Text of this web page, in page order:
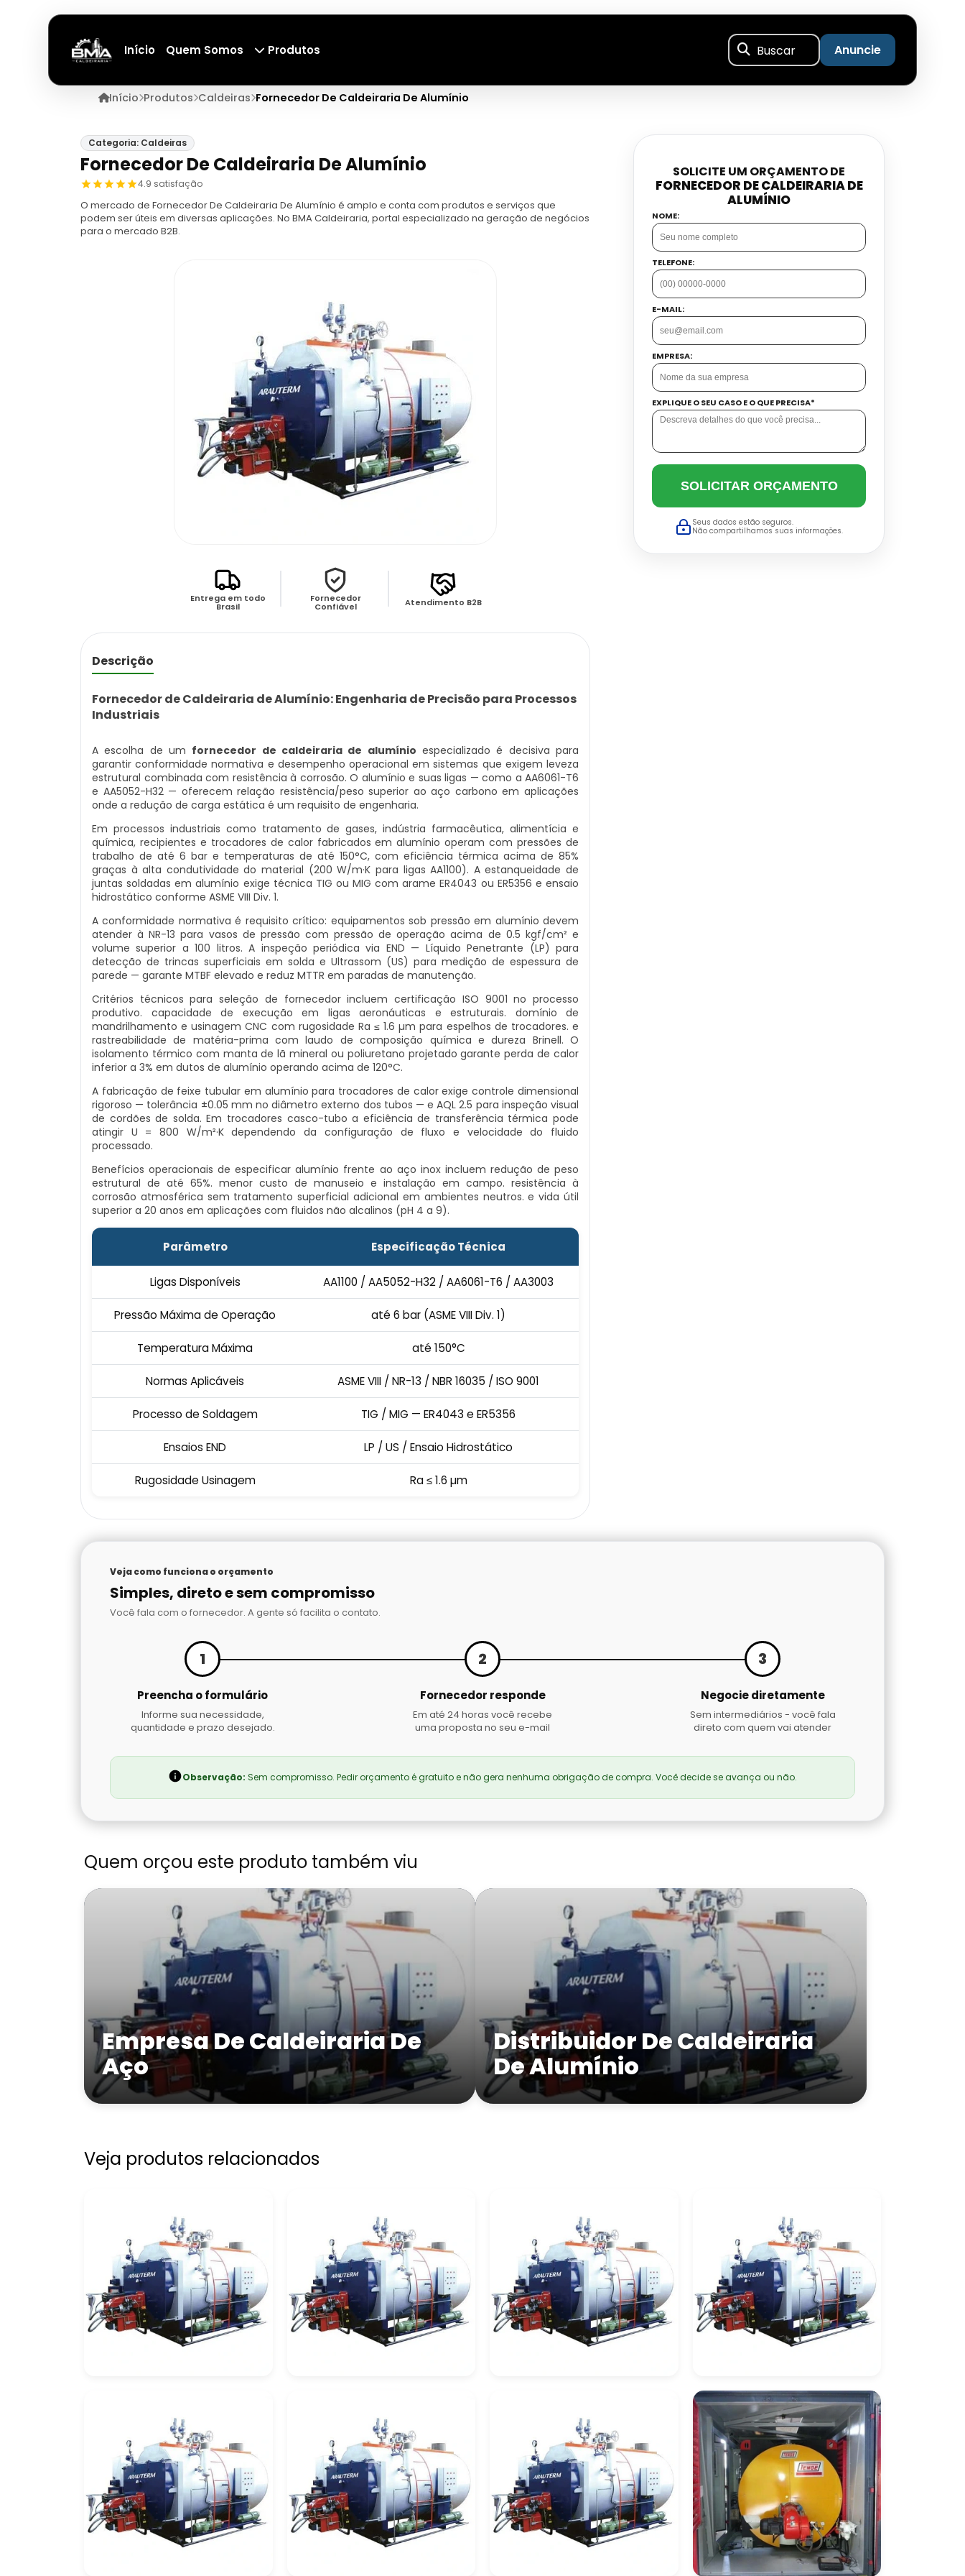
Início Quem Somos Produtos Buscar Anuncie
Início Produtos Caldeiras Fornecedor De Caldeiraria De Alumínio
Categoria: Caldeiras
Fornecedor De Caldeiraria De Alumínio
4.9 satisfação
O mercado de Fornecedor De Caldeiraria De Alumínio é amplo e conta com produtos e serviços que
podem ser úteis em diversas aplicações. No BMA Caldeiraria, portal especializado na geração de negócios
para o mercado B2B.
Entrega em todo
Brasil
Fornecedor
Confiável Atendimento B2B
Descrição
Fornecedor de Caldeiraria de Alumínio: Engenharia de Precisão para Processos
Industriais
A escolha de um fornecedor de caldeiraria de alumínio especializado é decisiva para
garantir conformidade normativa e desempenho operacional em sistemas que exigem leveza
estrutural combinada com resistência à corrosão. O alumínio e suas ligas — como a AA6061-T6
e AA5052-H32 — oferecem relação resistência/peso superior ao aço carbono em aplicações
onde a redução de carga estática é um requisito de engenharia.
Em processos industriais como tratamento de gases, indústria farmacêutica, alimentícia e
química, recipientes e trocadores de calor fabricados em alumínio operam com pressões de
trabalho de até 6 bar e temperaturas de até 150°C, com eficiência térmica acima de 85%
graças à alta condutividade do material (200 W/m·K para ligas AA1100). A estanqueidade de
juntas soldadas em alumínio exige técnica TIG ou MIG com arame ER4043 ou ER5356 e ensaio
hidrostático conforme ASME VIII Div. 1.
A conformidade normativa é requisito crítico: equipamentos sob pressão em alumínio devem
atender à NR-13 para vasos de pressão com pressão de operação acima de 0.5 kgf/cm² e
volume superior a 100 litros. A inspeção periódica via END — Líquido Penetrante (LP) para
detecção de trincas superficiais em solda e Ultrassom (US) para medição de espessura de
parede — garante MTBF elevado e reduz MTTR em paradas de manutenção.
Critérios técnicos para seleção de fornecedor incluem certificação ISO 9001 no processo
produtivo. capacidade de execução em ligas aeronáuticas e estruturais. domínio de
mandrilhamento e usinagem CNC com rugosidade Ra ≤ 1.6 µm para espelhos de trocadores. e
rastreabilidade de matéria-prima com laudo de composição química e dureza Brinell. O
isolamento térmico com manta de lã mineral ou poliuretano projetado garante perda de calor
inferior a 3% em dutos de alumínio operando acima de 120°C.
A fabricação de feixe tubular em alumínio para trocadores de calor exige controle dimensional
rigoroso — tolerância ±0.05 mm no diâmetro externo dos tubos — e AQL 2.5 para inspeção visual
de cordões de solda. Em trocadores casco-tubo a eficiência de transferência térmica pode
atingir U = 800 W/m²·K dependendo da configuração de fluxo e velocidade do fluido
processado.
Benefícios operacionais de especificar alumínio frente ao aço inox incluem redução de peso
estrutural de até 65%. menor custo de manuseio e instalação em campo. resistência à
corrosão atmosférica sem tratamento superficial adicional em ambientes neutros. e vida útil
superior a 20 anos em aplicações com fluidos não alcalinos (pH 4 a 9).
Parâmetro Especificação Técnica
Ligas Disponíveis AA1100 / AA5052-H32 / AA6061-T6 / AA3003
Pressão Máxima de Operação até 6 bar (ASME VIII Div. 1)
Temperatura Máxima até 150°C
Normas Aplicáveis ASME VIII / NR-13 / NBR 16035 / ISO 9001
Processo de Soldagem TIG / MIG — ER4043 e ER5356
Ensaios END LP / US / Ensaio Hidrostático
Rugosidade Usinagem Ra ≤ 1.6 µm
SOLICITE UM ORÇAMENTO DE
FORNECEDOR DE CALDEIRARIA DE
ALUMÍNIO
NOME:
TELEFONE:
E-MAIL:
EMPRESA:
EXPLIQUE O SEU CASO E O QUE PRECISA*
SOLICITAR ORÇAMENTO
Seus dados estão seguros.
Não compartilhamos suas informações.
Veja como funciona o orçamento
Simples, direto e sem compromisso
Você fala com o fornecedor. A gente só facilita o contato.
1
Preencha o formulário
Informe sua necessidade,
quantidade e prazo desejado.
2
Fornecedor responde
Em até 24 horas você recebe
uma proposta no seu e-mail
3
Negocie diretamente
Sem intermediários - você fala
direto com quem vai atender
Observação: Sem compromisso. Pedir orçamento é gratuito e não gera nenhuma obrigação de compra. Você decide se avança ou não.
Quem orçou este produto também viu
Empresa De Caldeiraria De
Aço
Distribuidor De Caldeiraria
De Alumínio
Veja produtos relacionados
Recuperação
Recuperação Celulose
Caldeira De
Recuperação De Calor